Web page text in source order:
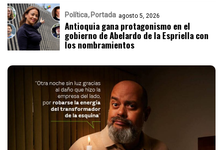
Política Portada agosto 5, 2026
Antioquia gana protagonismo en el
gobierno de Abelardo de la Espriella con
los nombramientos